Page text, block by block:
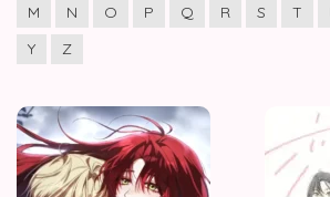
M
N O P Q R S T
Y
Z